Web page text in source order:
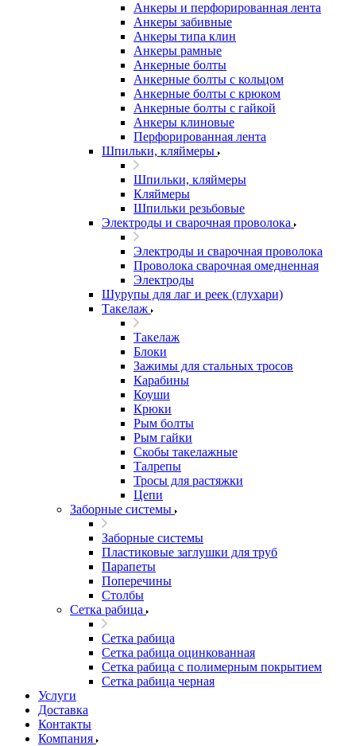
Анкеры и перфорированная лента
Анкеры забивные
Анкеры типа клин
Анкеры рамные
Анкерные болты
Анкерные болты с кольцом
Анкерные болты с крюком
Анкерные болты с гайкой
Анкеры клиновые
Перфорированная лента
Шпильки, кляймеры
Шпильки, кляймеры
Кляймеры
Шпильки резьбовые
Электроды и сварочная проволока
Электроды и сварочная проволока
Проволока сварочная омедненная
Электроды
Шурупы для лаг и реек (глухари)
Такелаж
Такелаж
Блоки
Зажимы для стальных тросов
Карабины
Коуши
Крюки
Рым болты
Рым гайки
Скобы такелажные
Талрепы
Тросы для растяжки
Цепи
Заборные системы
Заборные системы
Пластиковые заглушки для труб
Парапеты
Поперечины
Столбы
Сетка рабица
Сетка рабица
Сетка рабица оцинкованная
Сетка рабица с полимерным покрытием
Сетка рабица черная
Услуги
Доставка
Контакты
Компания